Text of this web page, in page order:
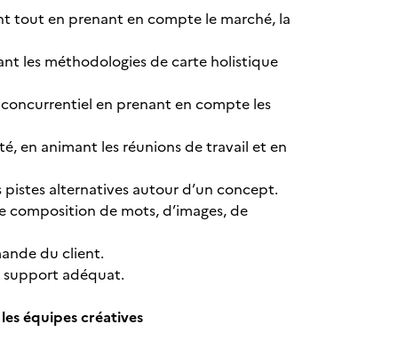
tout en prenant en compte le marché, la
les méthodologies de carte holistique
en prenant en compte les
en animant les réunions de travail et en
alternatives autour d’un concept.
de mots, d’images, de
du client.
support adéquat.
équipes créatives